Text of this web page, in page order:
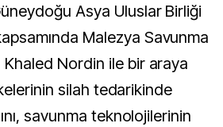
Asya Uluslar Birliği
Malezya Savunma
Khaled Nordin ile bir araya
silah tedarikinde
savunma teknolojilerinin